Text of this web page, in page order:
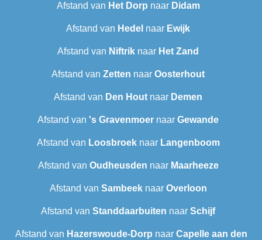
Afstand van Het Dorp naar Didam
Afstand van Hedel naar Ewijk
Afstand van Niftrik naar Het Zand
Afstand van Zetten naar Oosterhout
Afstand van Den Hout naar Demen
Afstand van 's Gravenmoer naar Gewande
Afstand van Loosbroeknaar Langenboom
Afstand van Oudheusden naar Maarheeze
Afstand van Sambeeknaar Overloon
Afstand van Standdaarbuiten naar Schijf
Afstand van Hazerswoude-Dorp naar Capelle aan den